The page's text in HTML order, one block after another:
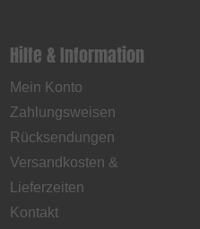
Hilfe & Information
Mein Konto
Zahlungsweisen
Rücksendungen
Versandkosten &
Lieferzeiten
Kontakt